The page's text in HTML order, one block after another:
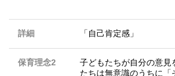
詳細 「自己肯定感」
保育理念2
子どもたちが自分の意見
たちは無意識のうちに「